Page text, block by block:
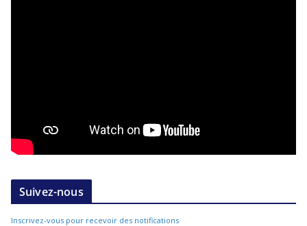
Suivez-nous
Inscrivez-vous pour recevoir des notifications